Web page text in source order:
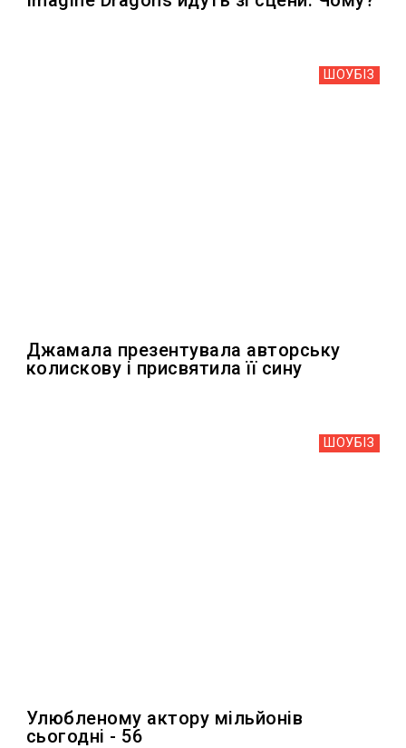
ШОУБIЗ
Джамала презентувала авторську
колискову і присвятила її сину
ШОУБIЗ
Улюбленому актору мільйонів
сьогодні - 56